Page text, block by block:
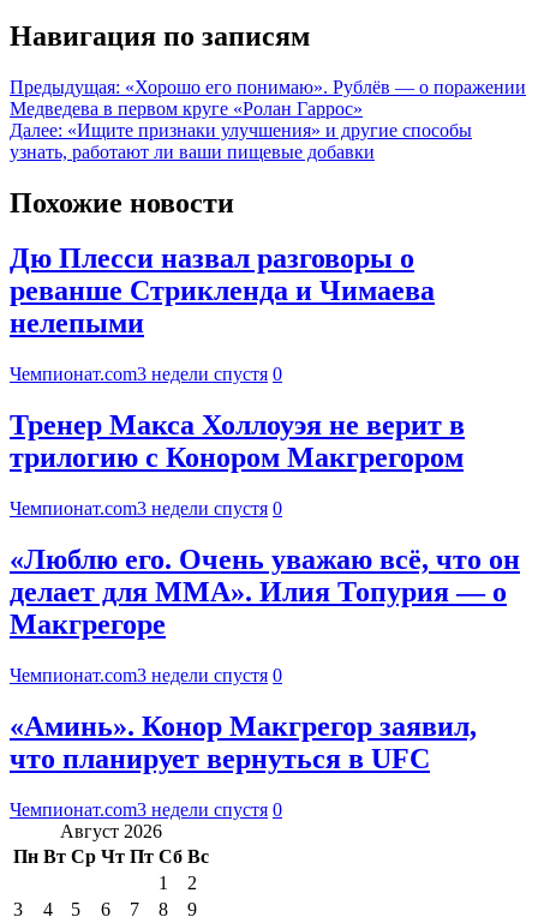
Навигация по записям
Предыдущая: «Хорошо его понимаю». Рублёв — о поражении
Медведева в первом круге «Ролан Гаррос»
Далее: «Ищите признаки улучшения» и другие способы
узнать, работают ли ваши пищевые добавки
Похожие новости
Дю Плесси назвал разговоры о
реванше Стрикленда и Чимаева
нелепыми
Чемпионат.com3 недели спустя 0
Тренер Макса Холлоуэя не верит в
трилогию с Конором Макгрегором
Чемпионат.com3 недели спустя 0
«Люблю его. Очень уважаю всё, что он
делает для ММА». Илия Топурия — о
Макгрегоре
Чемпионат.com3 недели спустя 0
«Аминь». Конор Макгрегор заявил,
что планирует вернуться в UFC
Чемпионат.com3 недели спустя 0
Август 2026
Пн Вт Ср Чт Пт Сб Вс
1
2
3
4 5 6 7 8
9